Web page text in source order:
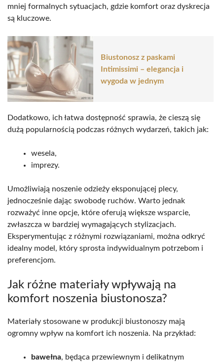
mniej formalnych sytuacjach, gdzie komfort oraz dyskrecja
są kluczowe.
Biustonosz z paskami
Intimissimi – elegancja i
wygoda w jednym
Dodatkowo, ich łatwa dostępność sprawia, że cieszą się
dużą popularnością podczas różnych wydarzeń, takich jak:
wesela,
imprezy.
Umożliwiają noszenie odzieży eksponującej plecy,
jednocześnie dając swobodę ruchów. Warto jednak
rozważyć inne opcje, które oferują większe wsparcie,
zwłaszcza w bardziej wymagających stylizacjach.
Eksperymentując z różnymi rozwiązaniami, można odkryć
idealny model, który sprosta indywidualnym potrzebom i
preferencjom.
Jak różne materiały wpływają na
komfort noszenia biustonosza?
Materiały stosowane w produkcji biustonoszy mają
ogromny wpływ na komfort ich noszenia. Na przykład:
bawełna, będąca przewiewnym i delikatnym